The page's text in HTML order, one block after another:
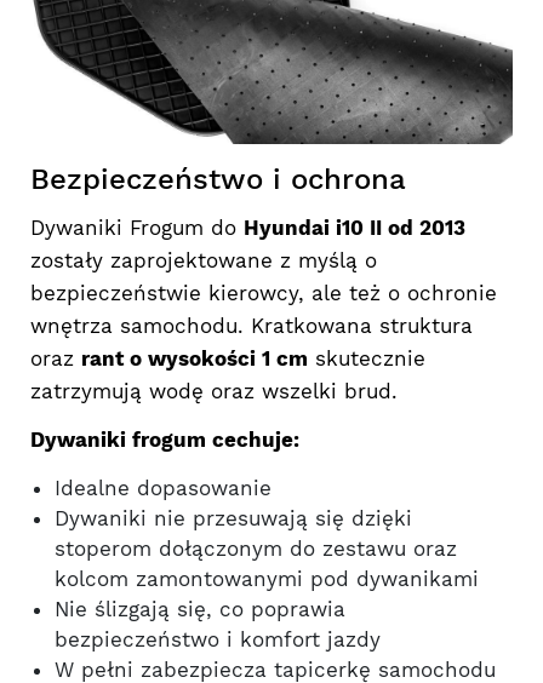
Bezpieczeństwo i ochrona
Dywaniki Frogum do Hyundai i10 II od 2013
zostały zaprojektowane z myślą o
bezpieczeństwie kierowcy, ale też o ochronie
wnętrza samochodu. Kratkowana struktura
oraz rant o wysokości 1 cm skutecznie
zatrzymują wodę oraz wszelki brud.
Dywaniki frogum cechuje:
Idealne dopasowanie
Dywaniki nie przesuwają się dzięki
stoperom dołączonym do zestawu oraz
kolcom zamontowanymi pod dywanikami
Nie ślizgają się, co poprawia
bezpieczeństwo i komfort jazdy
W pełni zabezpiecza tapicerkę samochodu